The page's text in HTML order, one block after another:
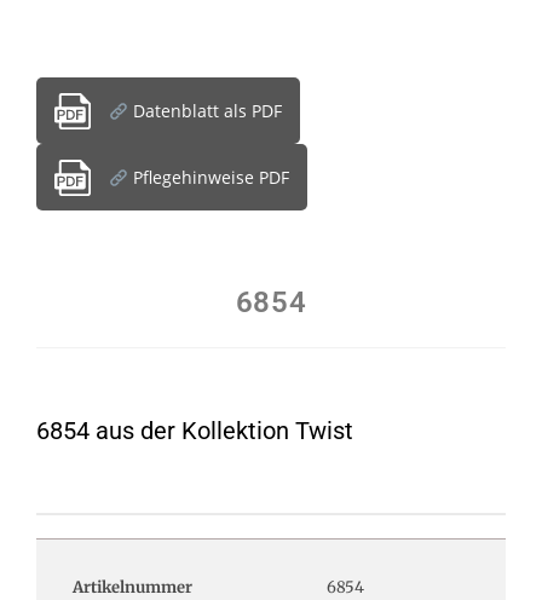
Datenblatt als PDF
Pflegehinweise PDF
6854
6854 aus der Kollektion Twist
Artikelnummer 6854